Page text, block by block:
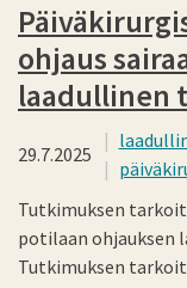
ohjaus
laadullinen
29.7.2025
Tutkimuksen
potilaan ohjauksen
Tutkimuksen